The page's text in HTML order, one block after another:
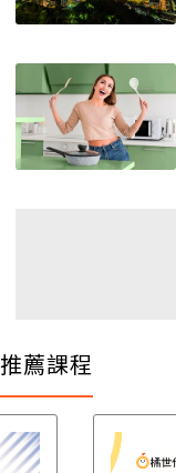
推薦課程